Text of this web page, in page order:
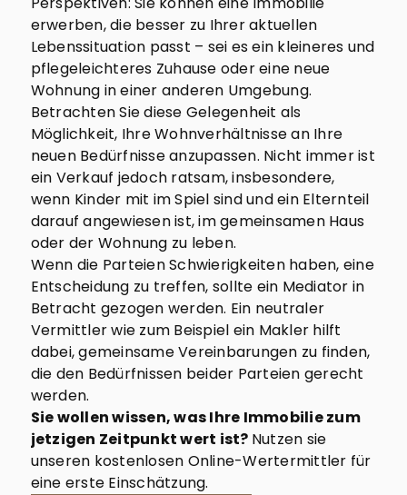
erwerben, die besser zu Ihrer aktuellen
Lebenssituation passt – sei es ein kleineres und
pflegeleichteres Zuhause oder eine neue
Wohnung in einer anderen Umgebung.
Betrachten Sie diese Gelegenheit als
Möglichkeit, Ihre Wohnverhältnisse an Ihre
neuen Bedürfnisse anzupassen. Nicht immer ist
ein Verkauf jedoch ratsam, insbesondere,
wenn Kinder mit im Spiel sind und ein Elternteil
darauf angewiesen ist, im gemeinsamen Haus
oder der Wohnung zu leben.
Wenn die Parteien Schwierigkeiten haben, eine
Entscheidung zu treffen, sollte ein Mediator in
Betracht gezogen werden. Ein neutraler
Vermittler wie zum Beispiel ein Makler hilft
dabei, gemeinsame Vereinbarungen zu finden,
die den Bedürfnissen beider Parteien gerecht
werden.
Sie wollen wissen, was Ihre Immobilie zum
jetzigen Zeitpunkt wert ist? Nutzen sie
unseren kostenlosen Online-Wertermittler für
eine erste Einschätzung.